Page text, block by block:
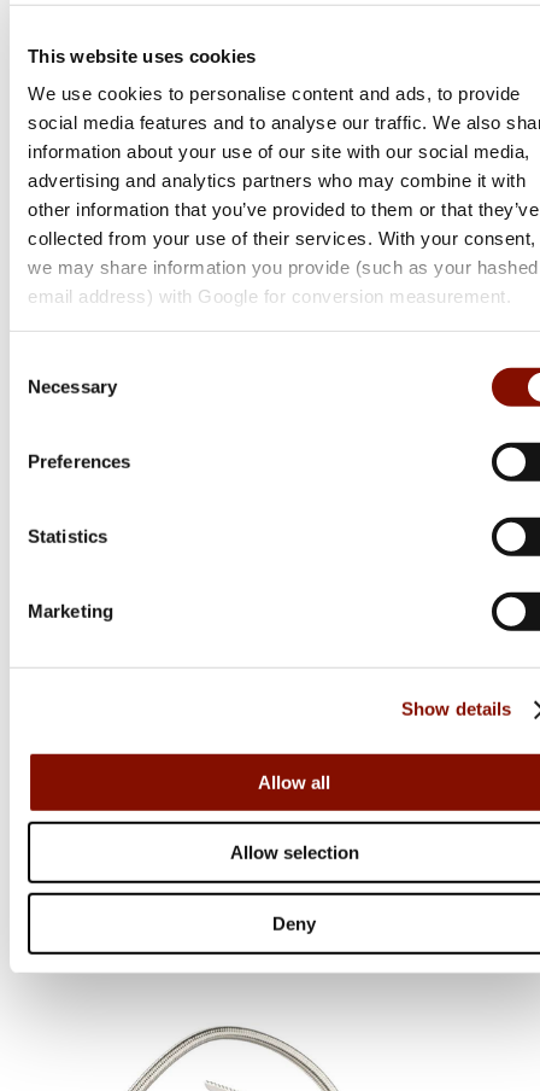
This website uses cookies
We use cookies to personalise content and ads, to provide
social media features and to analyse our traffic. We also
information about your use of our site with our social media,
advertising and analytics partners who may combine it with
other information that you’ve provided to them or that they’ve
collected from your use of their services. With your consent,
we may share information you provide (such as your hashed
email address) with Google for conversion measurement.
Selection
Necessary
Preferences
Statistics
Marketing
Show details
Allow all
Allow selection
Deny
Hällmark
BBQ Leather Glove
Från 189 kr
Online: I lager
Abu Garcia
149 kr